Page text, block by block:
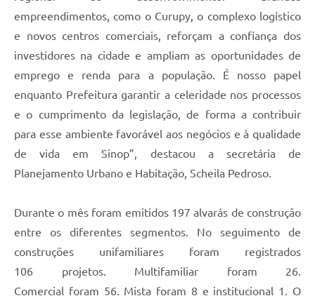
empreendimentos, como o Curupy, o complexo logístico
e novos centros comerciais, reforçam a confiança dos
investidores na cidade e ampliam as oportunidades de
emprego e renda para a população. É nosso papel
enquanto Prefeitura garantir a celeridade nos processos
e o cumprimento da legislação, de forma a contribuir
para esse ambiente favorável aos negócios e à qualidade
de vida em Sinop”, destacou a secretária de
Planejamento Urbano e Habitação, Scheila Pedroso.
Durante o mês foram emitidos 197 alvarás de construção
entre os diferentes segmentos. No seguimento de
construções unifamiliares
foram registrados
106 projetos. Multifamiliar foram 26.
Comercial foram 56. Mista foram 8 e institucional 1. O